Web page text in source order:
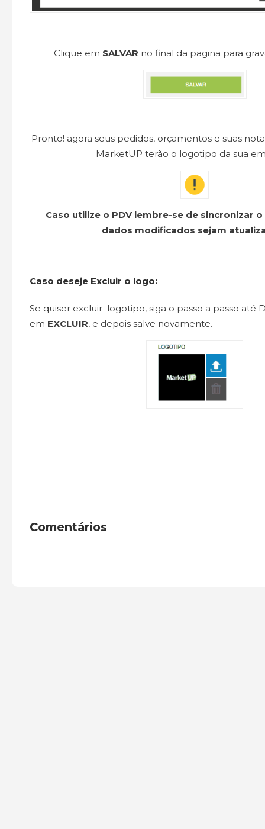
Clique em SALVAR no final da pagina para
Pronto! agora seus pedidos, orçamentos e suas
MarketUP terão o logotipo da sua
Caso utilize o PDV lembre-se de sincronizar o
dados modificados sejam
Caso deseje Excluir o logo:
Se quiser excluir logotipo, siga o passo a passo até
em EXCLUIR, e depois salve novamente.
Comentários